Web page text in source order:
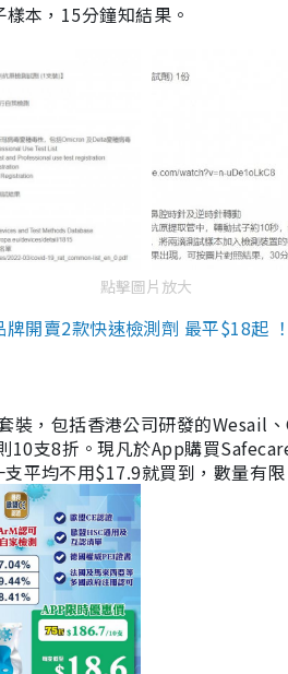
本，15分鐘知結果。
點擊圖片放大
牌開賣2款快速檢測劑 最平$18起
裝，包括香港公司研發的Wesail
10支8折。現凡於App購買
平均不用$17.9就買到，數量有限